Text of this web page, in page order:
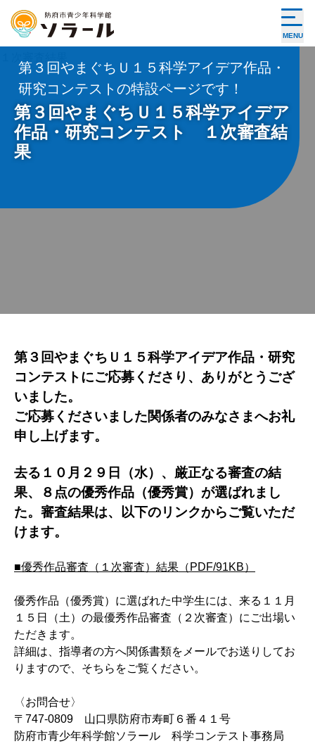
MENU
第３回やまぐちＵ１５科学アイデア作品・
研究コンテストの特設ページです！
第３回やまぐちＵ１５科学アイデア
作品・研究コンテスト １次審査結
果
第３回やまぐちＵ１５科学アイデア作品・研究
コンテストにご応募くださり、ありがとうござ
いました。
ご応募くださいました関係者のみなさまへお礼
申し上げます。
去る１０月２９日（水）、厳正なる審査の結
果、８点の優秀作品（優秀賞）が選ばれまし
た。審査結果は、以下のリンクからご覧いただ
けます。
■優秀作品審査（１次審査）結果（PDF/91KB）
優秀作品（優秀賞）に選ばれた中学生には、来る１１月
１５日（土）の最優秀作品審査（２次審査）にご出場い
ただきます。
詳細は、指導者の方へ関係書類をメールでお送りしてお
りますので、そちらをご覧ください。
〈お問合せ〉
〒747-0809 山口県防府市寿町６番４１号
防府市青少年科学館ソラール 科学コンテスト事務局